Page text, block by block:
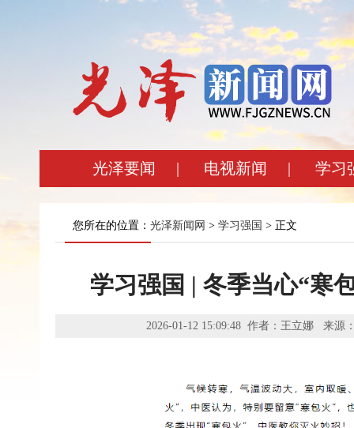
光泽要闻 | 电视新闻 | 学习
您所在的位置： 光泽新闻网 > 学习强国 > 正文
学习强国 | 冬季当心“寒
2026-01-12 15:09:48 作者：王立娜 来